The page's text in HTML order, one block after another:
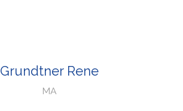
Grundtner Rene
MA